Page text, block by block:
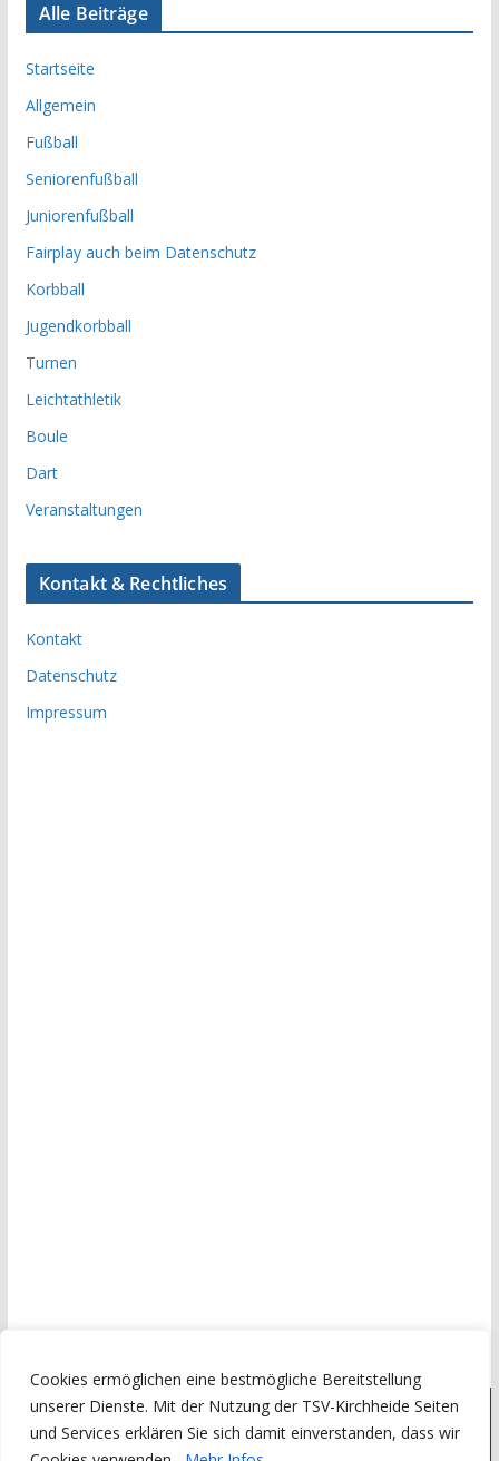
Cookies ermöglichen eine bestmögliche Bereitstellung
unserer Dienste. Mit der Nutzung der TSV-Kirchheide Seiten
und Services erklären Sie sich damit einverstanden, dass wir
Alle Beiträge
Startseite
Allgemein
Fußball
Seniorenfußball
Juniorenfußball
Fairplay auch beim Datenschutz
Korbball
Jugendkorbball
Turnen
Leichtathletik
Boule
Dart
Veranstaltungen
Kontakt & Rechtliches
Kontakt
Datenschutz
Impressum
Copyright © 2026 Turn- und Sportverein Kirchheide von 1945